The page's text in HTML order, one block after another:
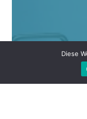
Diese